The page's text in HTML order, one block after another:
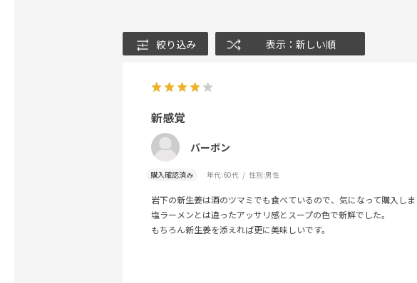
絞り込み 表示：新しい順
新感覚
バーボン
購入確認済み 年代:60代 性別:男性
岩下の新生姜は酒のツマミでも食べているので、気になって購入しま
塩ラーメンとは違ったアッサリ感とスープの色で新鮮でした。
もちろん新生姜を添えれば更に美味しいです。